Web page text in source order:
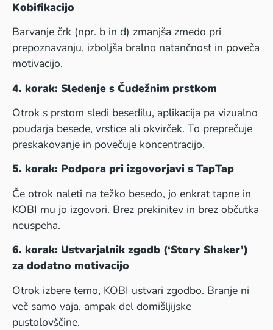
Kobifikacijo
Barvanje črk (npr. b in d) zmanjša zmedo pri
prepoznavanju, izboljša bralno natančnost in poveča
motivacijo.
4. korak: Sledenje s Čudežnim prstkom
Otrok s prstom sledi besedilu, aplikacija pa vizualno
poudarja besede, vrstice ali okvirček. To preprečuje
preskakovanje in povečuje koncentracijo.
5. korak: Podpora pri izgovorjavi s TapTap
Če otrok naleti na težko besedo, jo enkrat tapne in
KOBI mu jo izgovori. Brez prekinitev in brez občutka
neuspeha.
6. korak: Ustvarjalnik zgodb (‘Story Shaker’)
za dodatno motivacijo
Otrok izbere temo, KOBI ustvari zgodbo. Branje ni
več samo vaja, ampak del domišljijske
pustolovščine.